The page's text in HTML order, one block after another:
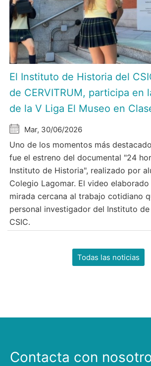
El Instituto de Historia del
de CERVITRUM, participa en
de la V Liga El Museo en
Mar, 30/06/2026
Uno de los momentos más
fue el estreno del documental "24
Instituto de Historia", realizado por
Colegio Lagomar. El video
mirada cercana al trabajo cotidiano
personal investigador del Instituto
CSIC.
Todas las noticias
Contacta con